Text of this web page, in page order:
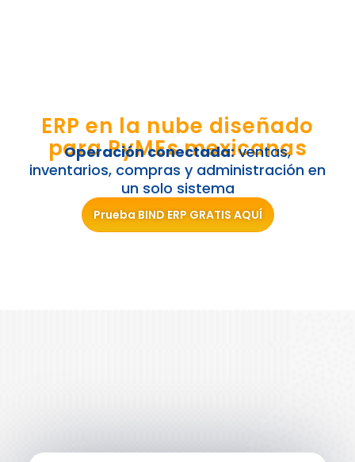
ERP en la nube diseñado
para PyMEs mexicanas
Operación conectada:ventas,
inventarios, compras y administración en
un solo sistema
Prueba BIND ERP GRATIS AQUÍ